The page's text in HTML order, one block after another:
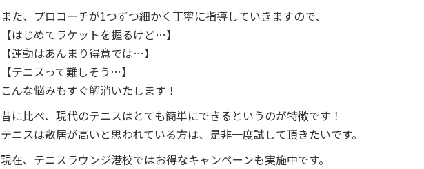
また、プロコーチが1つずつ細かく丁寧に指導していきますので、
【はじめてラケットを握るけど…】
【運動はあんまり得意では…】
【テニスって難しそう…】
こんな悩みもすぐ解消いたします！
昔に比べ、現代のテニスはとても簡単にできるというのが特徴です！
テニスは敷居が高いと思われている方は、是非一度試して頂きたいです。
現在、テニスラウンジ港校ではお得なキャンペーンも実施中です。